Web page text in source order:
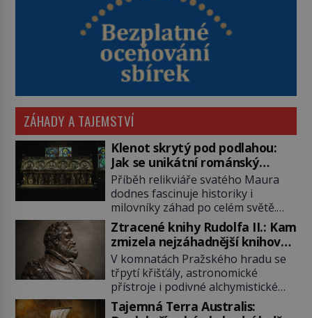
ZÁHADY A TAJEMSTVÍ
Klenot skrytý pod podlahou:
Jak se unikátní románský
poklad dostal do zapadlého
Bečova?
Příběh relikviáře svatého Maura
dodnes fascinuje historiky i
milovníky záhad po celém světě.
Tato románská zlatnická památka
ze 13. století je po českých
korunovačních klenotech druhým
nejcennějším movitým majetkem v
České republice. Přestože byl
klenot v roce 1985 po dramatickém
pátrání kriminalistů úspěšně
Ztracené knihy Rudolfa II.: Kam
zmizela nejzáhadnější knihovna
Evropy?
V komnatách Pražského hradu se
třpytí křišťály, astronomické
přístroje i podivné alchymistické
rukopisy. Císař Rudolf II.
shromažďuje vše, co souvisí s
Tajemná Terra Australis: